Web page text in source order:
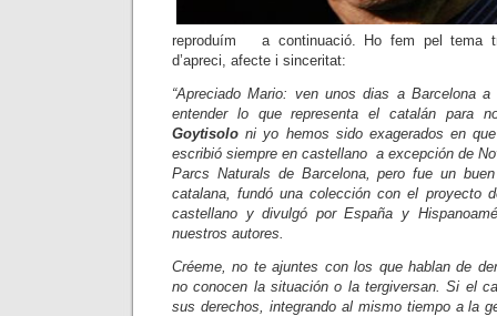
reproduím a continuació. Ho fem pel tema
d’apreci, afecte i sinceritat:
“Apreciado Mario: ven unos dias a Barcelona
entender lo que representa el catalán para
Goytisoloni yo hemos sido exagerados en
escribió siempre en castellano a excepción de
Parcs Naturals de Barcelona, pero fue un
catalana, fundó una colección con el proyecto
castellano y divulgó por España y
nuestros autores.
Créeme, no te ajuntes con los que hablan de
no conocen la situación o la tergiversan. Si el
sus derechos, integrando al mismo tiempo a la